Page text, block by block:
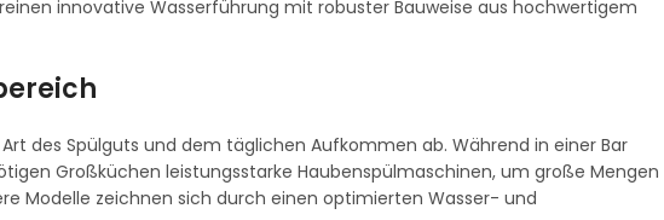
innovative Wasserführung mit robuster Bauweise aus hochwertigem
des Spülguts und dem täglichen Aufkommen ab. Während in einer Bar
Großküchen leistungsstarke Haubenspülmaschinen, um große Mengen
Modelle zeichnen sich durch einen optimierten Wasser- und